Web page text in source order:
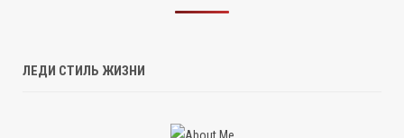
ЛЕДИ СТИЛЬ ЖИЗНИ